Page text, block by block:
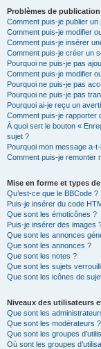
Problèmes de publication
Comment puis-je publier
Comment puis-je modifier
Comment puis-je insérer
Comment puis-je créer un
Pourquoi ne puis-je pas
Comment puis-je modifier
Pourquoi ne puis-je pas
Pourquoi ne puis-je pas
Pourquoi ai-je reçu un
Comment puis-je rapporter
À quoi sert le bouton «
sujet ?
Pourquoi mon message a-
Comment puis-je remonter
Mise en forme et types
Qu’est-ce que le BBCode ?
Puis-je insérer du code
Que sont les émoticônes ?
Puis-je insérer des images
Que sont les annonces
Que sont les annonces ?
Que sont les notes ?
Que sont les sujets
Que sont les icônes de
Niveaux des utilisateurs
Que sont les
Que sont les modérateurs ?
Que sont les groupes
Où sont les groupes